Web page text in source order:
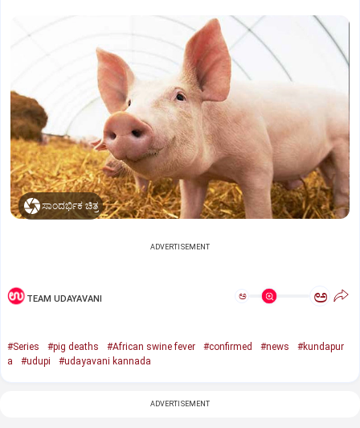
ಸಾಂದರ್ಭಿಕ ಚಿತ್ರ
ADVERTISEMENT
TEAM UDAYAVANI ಅ ಅ
#Series #pig deaths #African swine fever #confirmed #news
#kundapur
a
#udupi #udayavani kannada
ADVERTISEMENT